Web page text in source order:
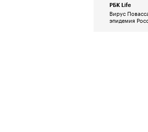
РБК Life
Вирус
эпидемия